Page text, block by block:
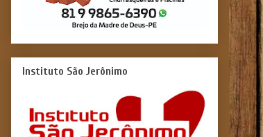
Instituto São Jerônimo